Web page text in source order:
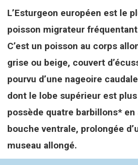
L’Esturgeon européen est le
poisson migrateur
C’est un poisson au corps
grise ou beige, couvert
pourvu d’une nageoire
dont le lobe supérieur est
possède quatre barbillons* en
bouche ventrale, prolongée
museau allongé.